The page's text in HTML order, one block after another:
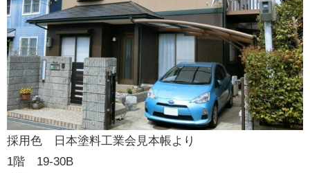
採用色 日本塗料工業会見本帳より
1階 19-30B